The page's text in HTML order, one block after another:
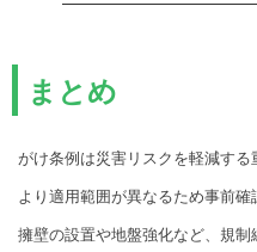
まとめ
がけ条例は災害リスクを軽減す
より適用範囲が異なるため事前確
擁壁の設置や地盤強化など、規制